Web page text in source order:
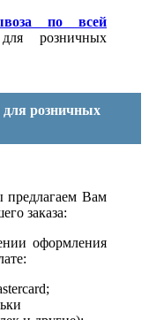
по всей
розничных
розничных
предлагаем Вам
заказа:
оформления